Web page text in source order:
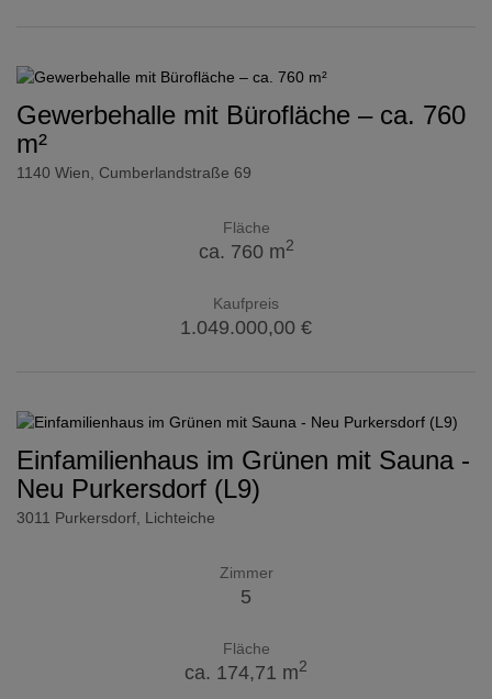
Gewerbehalle mit Bürofläche – ca. 760
m²
1140 Wien , Cumberlandstraße 69
Fläche
ca. 760 m2
Kaufpreis
1.049.000,00 €
Einfamilienhaus im Grünen mit Sauna -
Neu Purkersdorf (L9)
3011 Purkersdorf , Lichteiche
Zimmer
5
Fläche
ca. 174,71 m2